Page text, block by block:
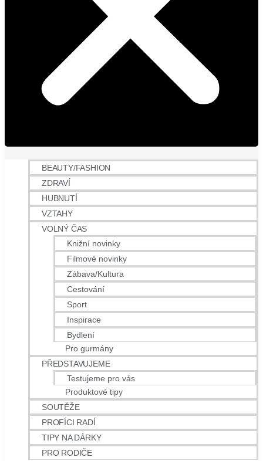
BEAUTY/FASHION
ZDRAVÍ
HUBNUTÍ
VZTAHY
VOLNÝ ČAS
Knižní novinky
Filmové novinky
Zábava/Kultura
Cestování
Sport
Inspirace
Bydlení
Pro gurmány
PŘEDSTAVUJEME
Testujeme pro vás
Produktové tipy
SOUTĚŽE
PROFÍCI RADÍ
TIPY NA DÁRKY
PRO RODIČE